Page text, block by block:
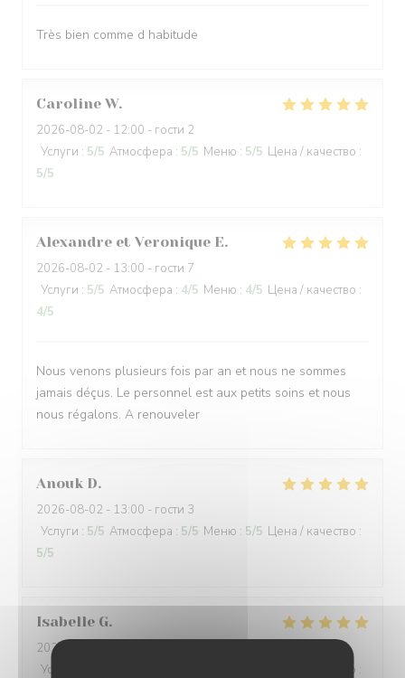
Très bien comme d habitude
Caroline W
2026-08-02 - 12:00 - гости 2
Услуги : 5/5 Атмосфера : 5/5 Меню : 5/5 Цена / качество :
5/5
Alexandre et Veronique E
2026-08-02 - 13:00 - гости 7
Услуги : 5/5 Атмосфера : 4/5 Меню : 4/5 Цена / качество :
4/5
Nous venons plusieurs fois par an et nous ne sommes
jamais déçus. Le personnel est aux petits soins et nous
nous régalons. A renouveler
Anouk D
2026-08-02 - 13:00 - гости 3
Услуги : 5/5 Атмосфера : 5/5 Меню : 5/5 Цена / качество :
5/5
Isabelle G
2026-08-01
Услуги
Цена / качество :